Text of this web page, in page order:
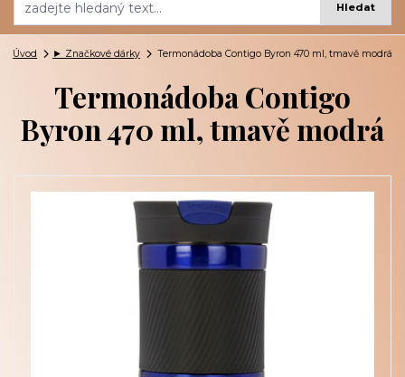
Hledat
Úvod ► Značkové dárky Termonádoba Contigo Byron 470 ml, tmavě modrá
Termonádoba Contigo
Byron 470 ml, tmavě modrá